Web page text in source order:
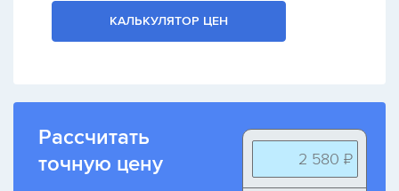
КАЛЬКУЛЯТОР ЦЕН
Рассчитать
точную цену
2 580 ₽